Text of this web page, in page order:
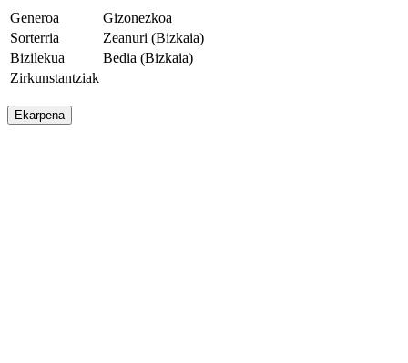
Generoa
Gizonezkoa
Sorterria
Zeanuri (Bizkaia)
Bizilekua
Bedia (Bizkaia)
Zirkunstantziak